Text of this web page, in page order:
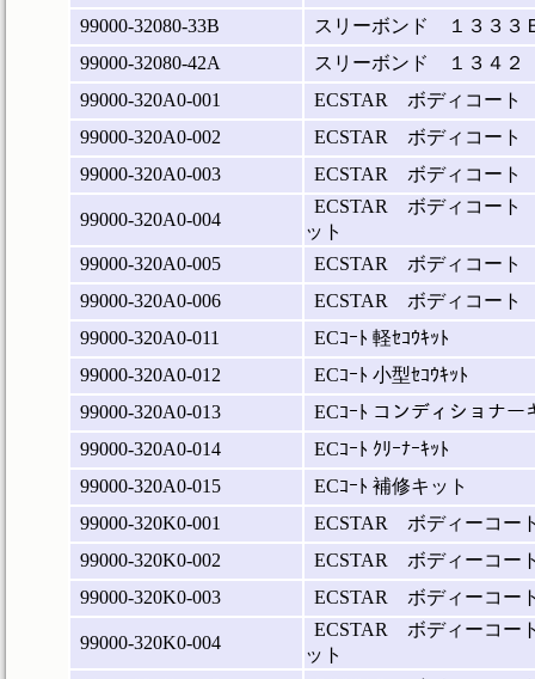
99000-32080-33B
スリーボンド １３３３
99000-32080-42A
スリーボンド １３４
99000-320A0-001
ECSTAR ボディコー
99000-320A0-002
ECSTAR ボディコー
99000-320A0-003
ECSTAR ボディコー
99000-320A0-004
ECSTAR ボディコー
ット
99000-320A0-005
ECSTAR ボディコー
99000-320A0-006
ECSTAR ボディコー
99000-320A0-011
ECｺｰﾄ 軽ｾｺｳｷｯﾄ
99000-320A0-012
ECｺｰﾄ 小型ｾｺｳｷｯﾄ
99000-320A0-013
ECｺｰﾄ コンディショナー
99000-320A0-014
ECｺｰﾄ ｸﾘｰﾅｰｷｯﾄ
99000-320A0-015
ECｺｰﾄ 補修キット
99000-320K0-001
ECSTAR ボディーコー
99000-320K0-002
ECSTAR ボディーコー
99000-320K0-003
ECSTAR ボディーコー
99000-320K0-004
ECSTAR ボディーコー
ット